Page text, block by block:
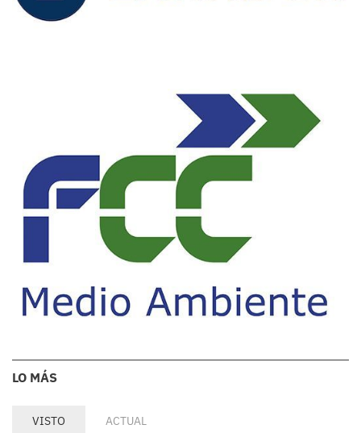
LO MÁS
VISTO ACTUAL